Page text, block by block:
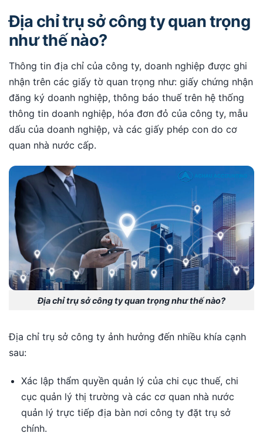
Địa chỉ trụ sở công ty quan trọng
như thế nào?
Thông tin địa chỉ của công ty, doanh nghiệp được ghi
nhận trên các giấy tờ quan trọng như: giấy chứng nhận
đăng ký doanh nghiệp, thông báo thuế trên hệ thống
thông tin doanh nghiệp, hóa đơn đỏ của công ty, mẫu
dấu của doanh nghiệp, và các giấy phép con do cơ
quan nhà nước cấp.
Địa chỉ trụ sở công ty quan trọng như thế nào?
Địa chỉ trụ sở công ty ảnh hưởng đến nhiều khía cạnh
sau:
Xác lập thẩm quyền quản lý của chi cục thuế, chi
cục quản lý thị trường và các cơ quan nhà nước
quản lý trực tiếp địa bàn nơi công ty đặt trụ sở
chính.